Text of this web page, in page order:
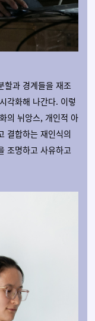
할과 경계들을 재조
각화해 나간다. 이렇
의 뉘앙스, 개인적 아
결합하는 재인식의
조명하고 사유하고